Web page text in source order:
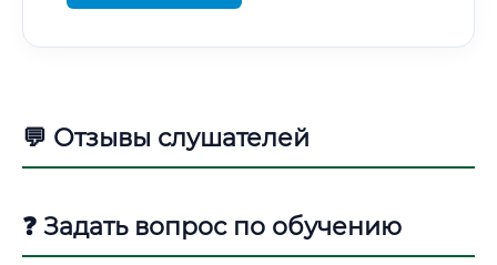
💬 Отзывы слушателей
❓ Задать вопрос по обучению